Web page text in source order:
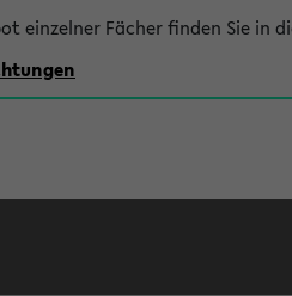
einzelner Fächer finden Sie in